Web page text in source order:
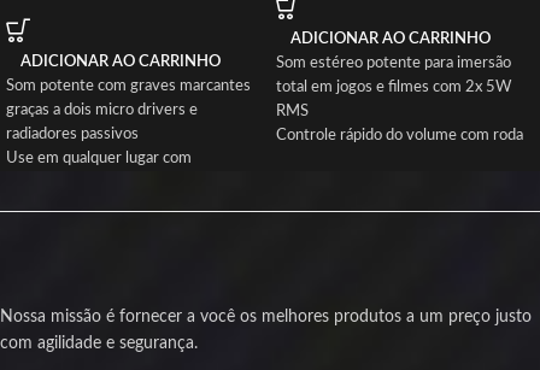
ADICIONAR AO CARRINHO
Som potente com graves marcantes
graças a dois micro drivers e
radiadores passivos
Use em qualquer lugar com
recarga rápida via USB-C para horas
de música
ADICIONAR AO CARRINHO
Som estéreo potente para imersão
total em jogos e filmes com 2x 5W
RMS
Controle rápido do volume com roda
aquele toque gamer na sua mesa
Nossa missão é fornecer a você os melhores produtos a um preço justo
com agilidade e segurança.